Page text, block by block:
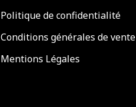
Politique de confidentialité
Conditions générales de vente
Mentions Légales